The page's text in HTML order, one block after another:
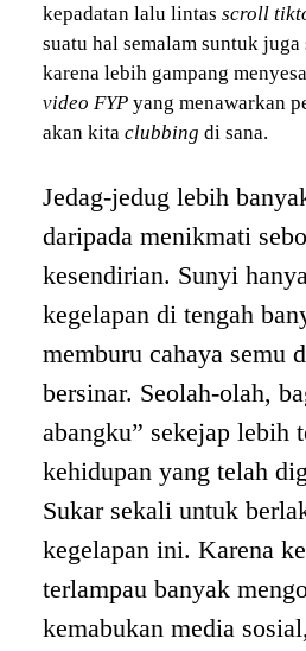
kepadatan lalu lintas scroll
suatu hal semalam suntuk
karena lebih gampang
video FYP yang menawarkan
akan kita clubbing di sana.
Jedag-jedug lebih
daripada menikmati
kesendirian. Sunyi
kegelapan di tengah
memburu cahaya semu
bersinar. Seolah-olah,
abangku” sekejap lebih
kehidupan yang telah
Sukar sekali untuk
kegelapan ini. Karena
terlampau banyak
kemabukan media